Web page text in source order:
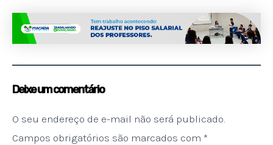
Deixe um comentário
O seu endereço de e-mail não será publicado.
Campos obrigatórios são marcados com *